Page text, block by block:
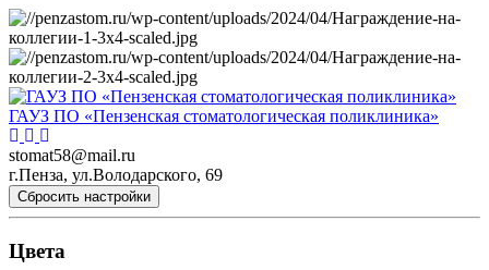
ГАУЗ ПО «Пензенская стоматологическая поликлиника»
stomat58@mail.ru
г.Пенза, ул.Володарского, 69
Сбросить настройки
Цвета